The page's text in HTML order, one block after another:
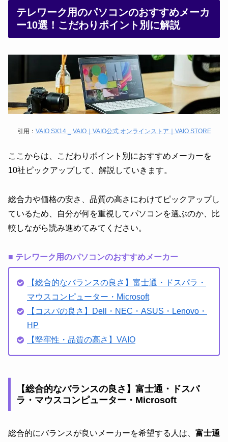
テレワーク用のパソコンのおすすめメーカ
ー10選！こだわりポイント別に解説
引用： VAIO SX14 _ VAIO｜VAIO公式 オンラインストア｜VAIO STORE
ここからは、こだわりポイント別におすすめメーカーを
10社ピックアップして、解説していきます。
総合力や価格の安さ、品質の高さにわけてピックアップし
ているため、自分が何を重視してパソコンを選ぶのか、比
較しながら読み進めてみてください。
■ テレワーク用のパソコンのおすすめメーカー
【総合的なバランスの良さ】富士通・ドスパラ・
マウスコンピューター・Microsoft
【コスパの良さ】Dell・NEC・ASUS・Lenovo・
HP
【堅牢性・品質の高さ】VAIO
【総合的なバランスの良さ】富士通・ドスパ
ラ・マウスコンピューター・Microsoft
総合的にバランスが良いメーカーを希望する人は、 富士通